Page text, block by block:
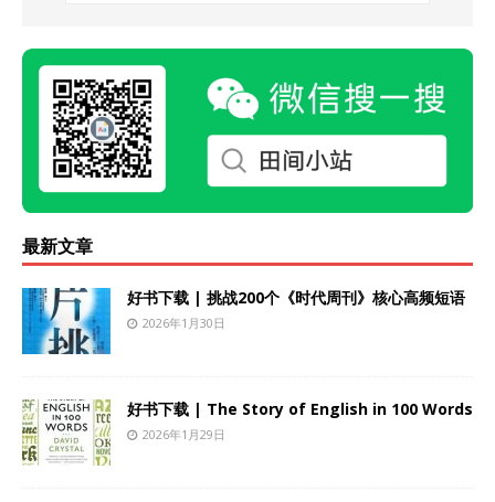
最新文章
好书下载 | 挑战200个《时代周刊》核心高频短语
2026年1月30日
好书下载 | The Story of English in 100 Words
2026年1月29日